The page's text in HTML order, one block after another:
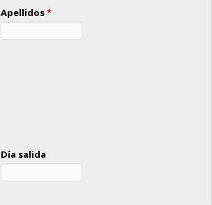
Apellidos*
Día salida